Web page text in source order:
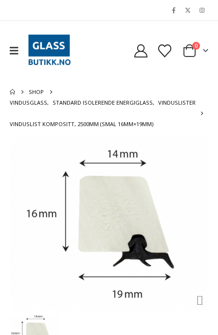
0
SHOP
VINDUSGLASS, STANDARD ISOLERENDE ENERGIGLASS, VINDUSLISTER
VINDUSLIST KOMPOSITT, 2500MM (SMAL 16MM×19MM)